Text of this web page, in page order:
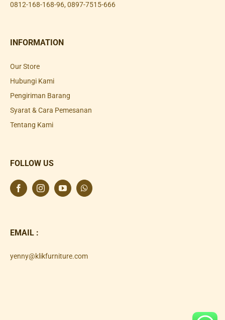
0812-168-168-96, 0897-7515-666
INFORMATION
Our Store
Hubungi Kami
Pengiriman Barang
Syarat & Cara Pemesanan
Tentang Kami
FOLLOW US
EMAIL :
yenny@klikfurniture.com